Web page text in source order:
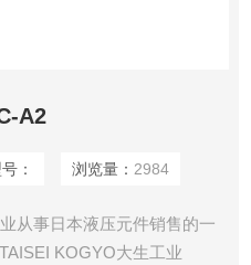
A2
： 浏览量： 2984
从事日本液压元件销售的一
KOGYO大生工业